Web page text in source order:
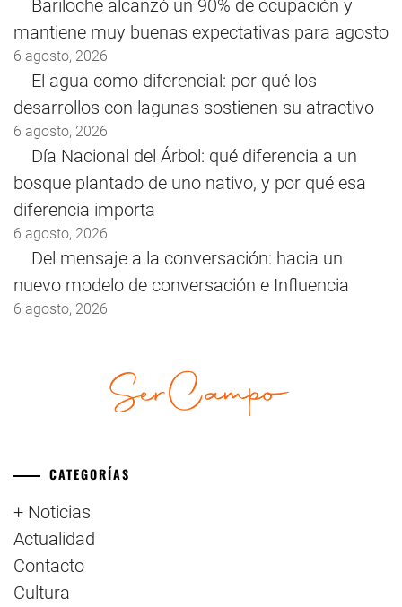
Bariloche alcanzó un 90% de ocupación y
mantiene muy buenas expectativas para agosto
6 agosto, 2026
El agua como diferencial: por qué los
desarrollos con lagunas sostienen su atractivo
6 agosto, 2026
Día Nacional del Árbol: qué diferencia a un
bosque plantado de uno nativo, y por qué esa
diferencia importa
6 agosto, 2026
Del mensaje a la conversación: hacia un
nuevo modelo de conversación e Influencia
6 agosto, 2026
CATEGORÍAS
+ Noticias
Actualidad
Contacto
Cultura